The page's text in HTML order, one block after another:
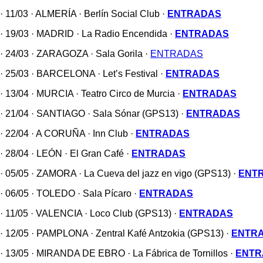
· 11/03 · ALMERÍA · Berlín Social Club · ENTRADAS
· 19/03 · MADRID · La Radio Encendida · ENTRADAS
· 24/03 · ZARAGOZA · Sala Gorila · ENTRADAS
· 25/03 · BARCELONA · Let’s Festival · ENTRADAS
· 13/04 · MURCIA · Teatro Circo de Murcia · ENTRADAS
· 21/04 · SANTIAGO · Sala Sónar (GPS13) · ENTRADAS
· 22/04 · A CORUÑA · Inn Club · ENTRADAS
· 28/04 · LEÓN · El Gran Café · ENTRADAS
· 05/05 · ZAMORA · La Cueva del jazz en vigo (GPS13) ·
· 06/05 · TOLEDO · Sala Pícaro · ENTRADAS
· 11/05 · VALENCIA · Loco Club (GPS13) · ENTRADAS
· 12/05 · PAMPLONA · Zentral Kafé Antzokia (GPS13) ·
· 13/05 · MIRANDA DE EBRO · La Fábrica de Tornillos ·